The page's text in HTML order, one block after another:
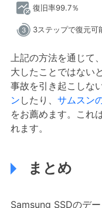
復旧率99.7％
3ステップで復元可
上記の方法を通じて
大したことではない
事故を引き起こしな
ン したり、 サムスン
をお薦めます。これ
れます。
まとめ
Samsung SSDのデ